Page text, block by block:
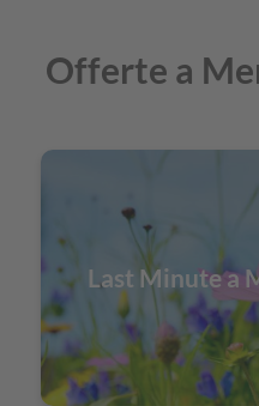
Offerte a
Last Minute a